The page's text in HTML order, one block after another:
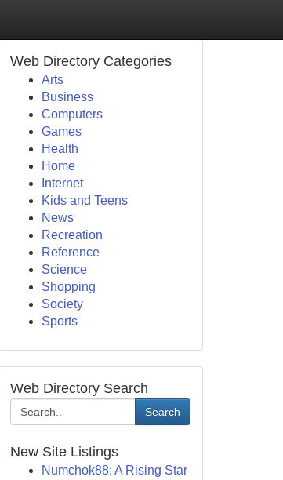
Web Directory Categories
Arts
Business
Computers
Games
Health
Home
Internet
Kids and Teens
News
Recreation
Reference
Science
Shopping
Society
Sports
Web Directory Search
Search
New Site Listings
Numchok88: A Rising Star